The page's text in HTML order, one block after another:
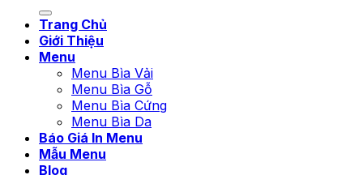
Trang Chủ
Giới Thiệu
Menu
Menu Bìa Vải
Menu Bìa Gỗ
Menu Bìa Cứng
Menu Bìa Da
Báo Giá In Menu
Mẫu Menu
Blog